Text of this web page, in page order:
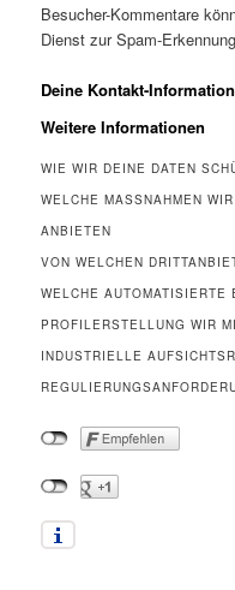
Besucher-Kommentare
Dienst zur Spam-
Deine Kontakt-
Weitere Informationen
WIE WIR DEINE DATEN
WELCHE MASSNAHMEN
NBIETEN
VON WELCHEN
WELCHE AUTOMATISIERTE
PROFILERSTELLUNG WIR
INDUSTRIELLE